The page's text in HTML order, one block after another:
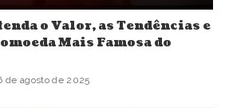
o Valor, as Tendências e
Mais Famosa do
de agosto de 2025